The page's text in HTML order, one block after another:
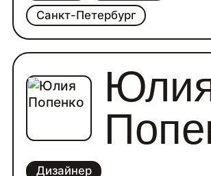
Санкт-Петербург
творчества
•анализ текущего положения в
рекомендации по улучшению
подготовка к релизу и
(технического/ бытового),
написание пресс-релизов.
Дизайнер